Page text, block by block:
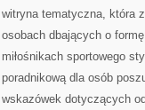
witryna tematyczna, która
osobach dbających o
miłośnikach sportowego
poradnikową dla osób
wskazówek dotyczących